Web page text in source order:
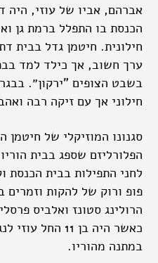
אברהם, אביו של עוזי, היה
הכנסת בו התפלל ברמת גן
חילונית. חיטמן גדל בבית
ערך חשוב, אך כילד למד
בשבט הצופים ”ירקון״.
חילוני אך עם זיקה רבה
סגנונו המוזיקלי של
הפלורליזם שספג בבית
לחני התפילות בבית הכנסת
פופ ורוק של להקות וזמרים
כאשר היה בן 11
במתנה מהוריו.